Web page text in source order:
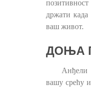
држати
ваш живот.
ДОЊА
Анђели
вашу срећу